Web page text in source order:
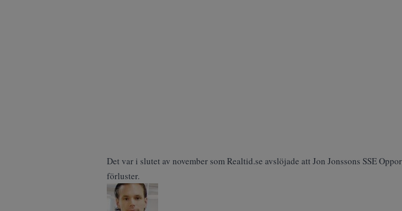
Det var i slutet av november som Realtid.se avslöjade att Jon Jonssons SSE
förluster.